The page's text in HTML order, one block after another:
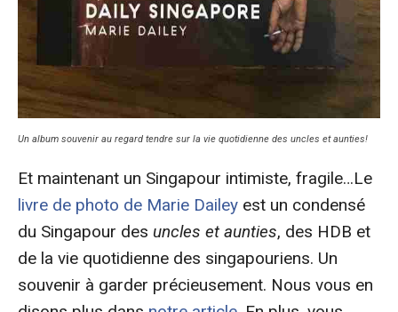
Un album souvenir au regard tendre sur la vie quotidienne des uncles et aunties!
Et maintenant un Singapour intimiste, fragile…Le
livre de photo de Marie Dailey est un condensé
du Singapour des uncles et aunties, des HDB et
de la vie quotidienne des singapouriens. Un
souvenir à garder précieusement. Nous vous en